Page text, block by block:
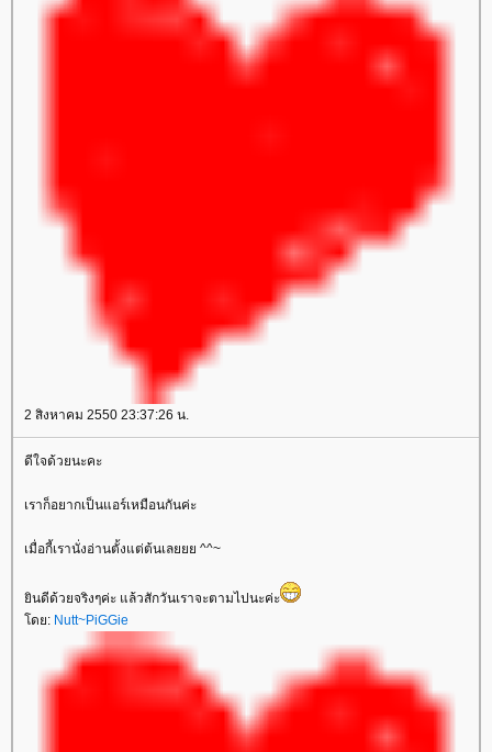
2 สิงหาคม 2550 23:37:26 น.
ดีใจด้วยนะคะ
เราก็อยากเป็นแอร์เหมือนกันค่ะ
เมื่อกี้เรานั่งอ่านตั้งแต่ต้นเลยยย ^^~
ยินดีด้วยจริงๆค่ะ แล้วสักวันเราจะตามไปนะค่ะ
โดย: Nutt~PiGGie